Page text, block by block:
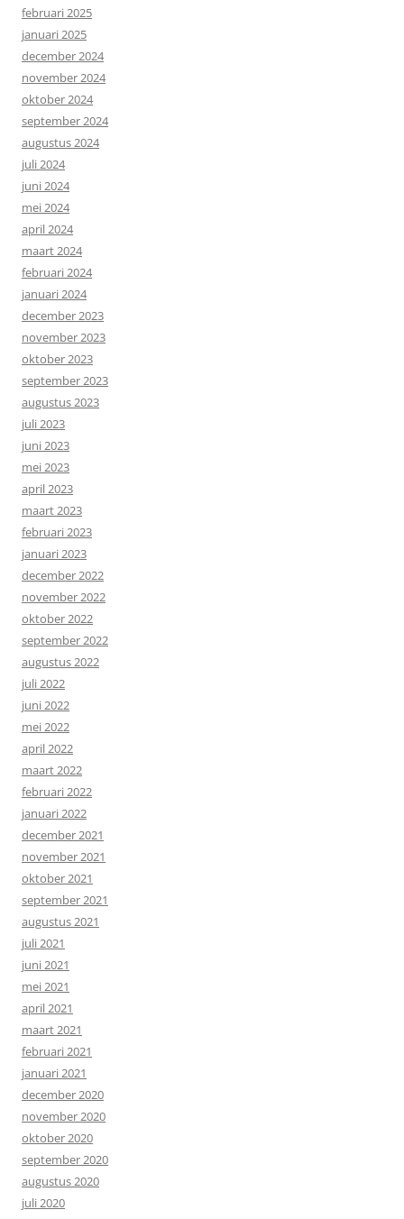
februari 2025
januari 2025
december 2024
november 2024
oktober 2024
september 2024
augustus 2024
juli 2024
juni 2024
mei 2024
april 2024
maart 2024
februari 2024
januari 2024
december 2023
november 2023
oktober 2023
september 2023
augustus 2023
juli 2023
juni 2023
mei 2023
april 2023
maart 2023
februari 2023
januari 2023
december 2022
november 2022
oktober 2022
september 2022
augustus 2022
juli 2022
juni 2022
mei 2022
april 2022
maart 2022
februari 2022
januari 2022
december 2021
november 2021
oktober 2021
september 2021
augustus 2021
juli 2021
juni 2021
mei 2021
april 2021
maart 2021
februari 2021
januari 2021
december 2020
november 2020
oktober 2020
september 2020
augustus 2020
juli 2020